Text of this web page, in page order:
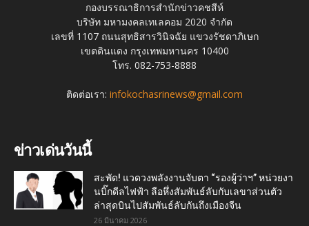
กองบรรณาธิการสำนักข่าวคชสีห์
บริษัท มหามงคลเทเลคอม 2020 จำกัด
เลขที่ 1107 ถนนสุทธิสารวินิจฉัย แขวงรัชดาภิเษก
เขตดินแดง กรุงเทพมหานคร 10400
โทร. 082-753-8888
ติดต่อเรา: infokochasrinews@gmail.com
ข่าวเด่นวันนี้
สะพัด! แวดวงพลังงานจับตา “รองผู้ว่าฯ” หน่วยงา
นบิ๊กดีลไฟฟ้า ลือหึ่งสัมพันธ์ลับกับเลขาส่วนตัว
ล่าสุดบินไปสัมพันธ์ลับกันถึงเมืองจีน
26 มีนาคม 2026